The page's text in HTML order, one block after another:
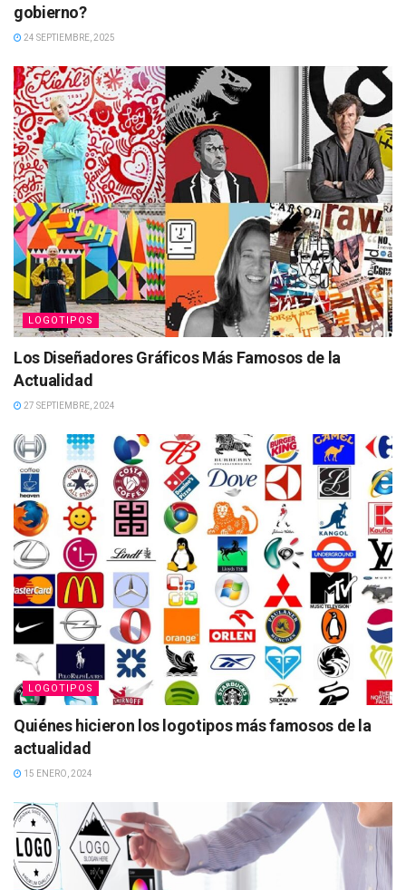
gobierno?
24 SEPTIEMBRE, 2025
LOGOTIPOS
Los Diseñadores Gráficos Más Famosos de la
Actualidad
27 SEPTIEMBRE, 2024
LOGOTIPOS
Quiénes hicieron los logotipos más famosos de la
actualidad
15 ENERO, 2024